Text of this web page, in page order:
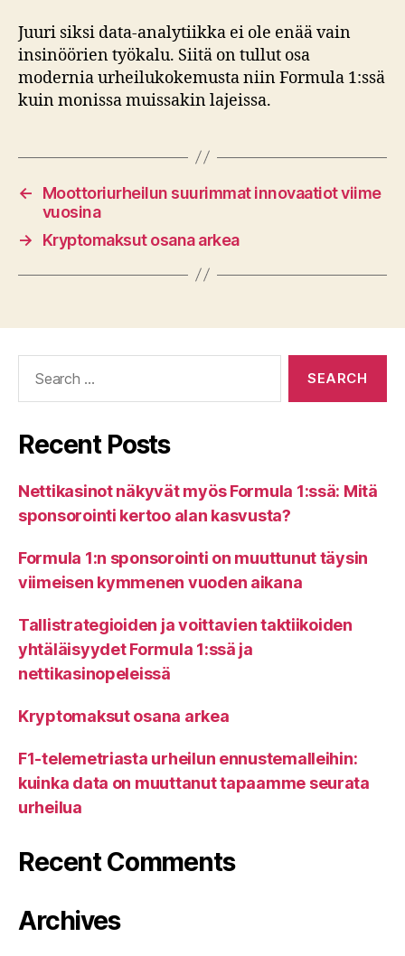
Juuri siksi data-analytiikka ei ole enää vain
insinöörien työkalu. Siitä on tullut osa
modernia urheilukokemusta niin Formula 1:ssä
kuin monissa muissakin lajeissa.
←
Moottoriurheilun suurimmat innovaatiot viime
vuosina
→
Kryptomaksut osana arkea
Recent Posts
Nettikasinot näkyvät myös Formula 1:ssä: Mitä
sponsorointi kertoo alan kasvusta?
Formula 1:n sponsorointi on muuttunut täysin
viimeisen kymmenen vuoden aikana
Tallistrategioiden ja voittavien taktiikoiden
yhtäläisyydet Formula 1:ssä ja
nettikasinopeleissä
Kryptomaksut osana arkea
F1-telemetriasta urheilun ennustemalleihin:
kuinka data on muuttanut tapaamme seurata
urheilua
Recent Comments
Archives